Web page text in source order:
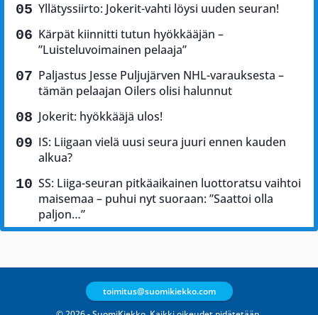
Yllätyssiirto: Jokerit-vahti löysi uuden seuran!
Kärpät kiinnitti tutun hyökkääjän –
”Luisteluvoimainen pelaaja”
Paljastus Jesse Puljujärven NHL-varauksesta –
tämän pelaajan Oilers olisi halunnut
Jokerit: hyökkääjä ulos!
IS: Liigaan vielä uusi seura juuri ennen kauden
alkua?
SS: Liiga-seuran pitkäaikainen luottoratsu vaihtoi
maisemaa – puhui nyt suoraan: ”Saattoi olla
paljon…”
toimitus@suomikiekko.com